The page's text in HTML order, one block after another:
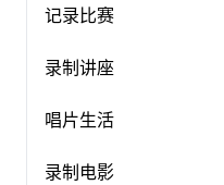
记录比赛
录制讲座
唱片生活
录制电影